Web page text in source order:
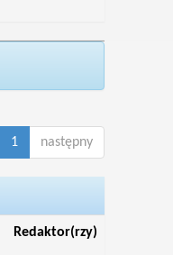
1 następny
Redaktor(rzy)